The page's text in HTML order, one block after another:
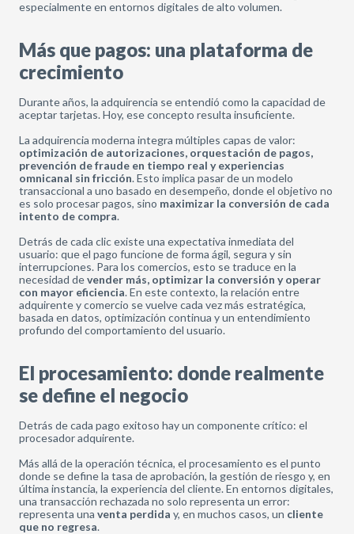
especialmente en entornos digitales de alto volumen.
Más que pagos: una plataforma de
crecimiento
Durante años, la adquirencia se entendió como la capacidad de
aceptar tarjetas. Hoy, ese concepto resulta insuficiente.
La adquirencia moderna integra múltiples capas de valor:
optimización de autorizaciones, orquestación de pagos,
prevención de fraude en tiempo real y experiencias
omnicanal sin fricción. Esto implica pasar de un modelo
transaccional a uno basado en desempeño, donde el objetivo no
es solo procesar pagos, sino maximizar la conversión de cada
intento de compra.
Detrás de cada clic existe una expectativa inmediata del
usuario: que el pago funcione de forma ágil, segura y sin
interrupciones. Para los comercios, esto se traduce en la
necesidad devender más, optimizar la conversión yoperar
con mayor eficiencia. En este contexto, la relación entre
adquirente y comercio se vuelve cada vez más estratégica,
basada en datos, optimización continua y un entendimiento
profundo del comportamiento del usuario.
El procesamiento: donde realmente
se define el negocio
Detrás de cada pago exitoso hay un componente crítico: el
procesador adquirente.
Más allá de la operación técnica, el procesamiento es el punto
donde se define la tasa de aprobación, la gestión de riesgo y, en
última instancia, la experiencia del cliente. En entornos digitales,
una transacción rechazada no solo representa un error:
representa una venta perdida y, en muchos casos, un cliente
que no regresa.